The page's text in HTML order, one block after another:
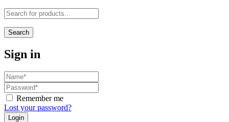
Search
Sign in
Remember me
Lost your password?